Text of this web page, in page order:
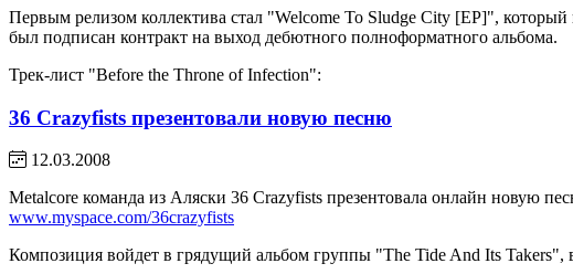
Первым релизом коллектива стал "Welcome To Sludge City [EP]",
был подписан контракт на выход дебютного полноформатного альбома.
Трек-лист "Before the Throne of Infection":
36 Crazyfists презентовали новую песню
12.03.2008
Metalcore команда из Аляски 36 Crazyfists презентовала онлайн новую
www.myspace.com/36crazyfists
Композиция войдет в грядущий альбом группы "The Tide And Its Takers",